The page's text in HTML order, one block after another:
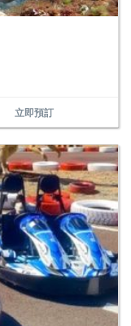
立即預訂